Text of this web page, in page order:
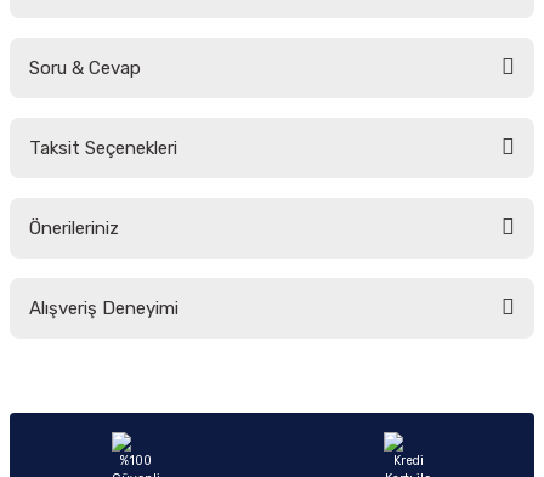
Soru & Cevap
Taksit Seçenekleri
Önerileriniz
yetersiz gördüğünüz noktaları öneri formunu kullanarak tarafımıza
Ürün açıklamasında eksik bilgiler bulunuyor.
Alışveriş Deneyimi